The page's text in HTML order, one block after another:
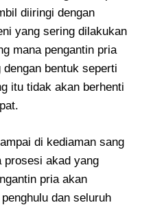
diiringi dengan
yang sering dilakukan
mana pengantin pria
bentuk seperti
itu tidak akan berhenti
di kediaman sang
prosesi akad yang
pria akan
dan seluruh